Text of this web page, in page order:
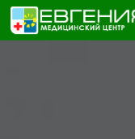
Skip to content